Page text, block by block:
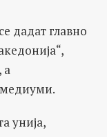
дадат главно
а
унија,